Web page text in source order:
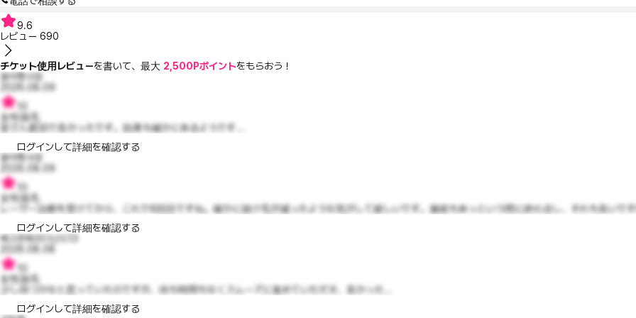
9.6
レビュー 690
チケット使用レビューを書いて、最大 2,500Pポイントをもらおう！
붕어빵사장
2026.08.09
女性脱毛
皆さん親切で良かったです。効果も確かにあるようです...
ログインして詳細を確認する
붕어빵사장
2026.08.09
女性脱毛
レーザー治療を受けてから、これで6回目ですね。確かに抜け毛が減ったような気がして嬉しいです。施術もあっという間に終わるし、それも良いで
ログインして詳細を確認する
배고픈페르디난드13
女性脱毛
少し待つかなと思っていたのですが、待ち時間もなくスムーズに進めていただき、良かった...
ログインして詳細を確認する